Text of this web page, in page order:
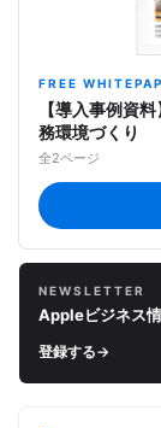
FREE
【導入事例資
務環境づくり
全2ページ
NEWSLETTER
Appleビジネス
登録する→